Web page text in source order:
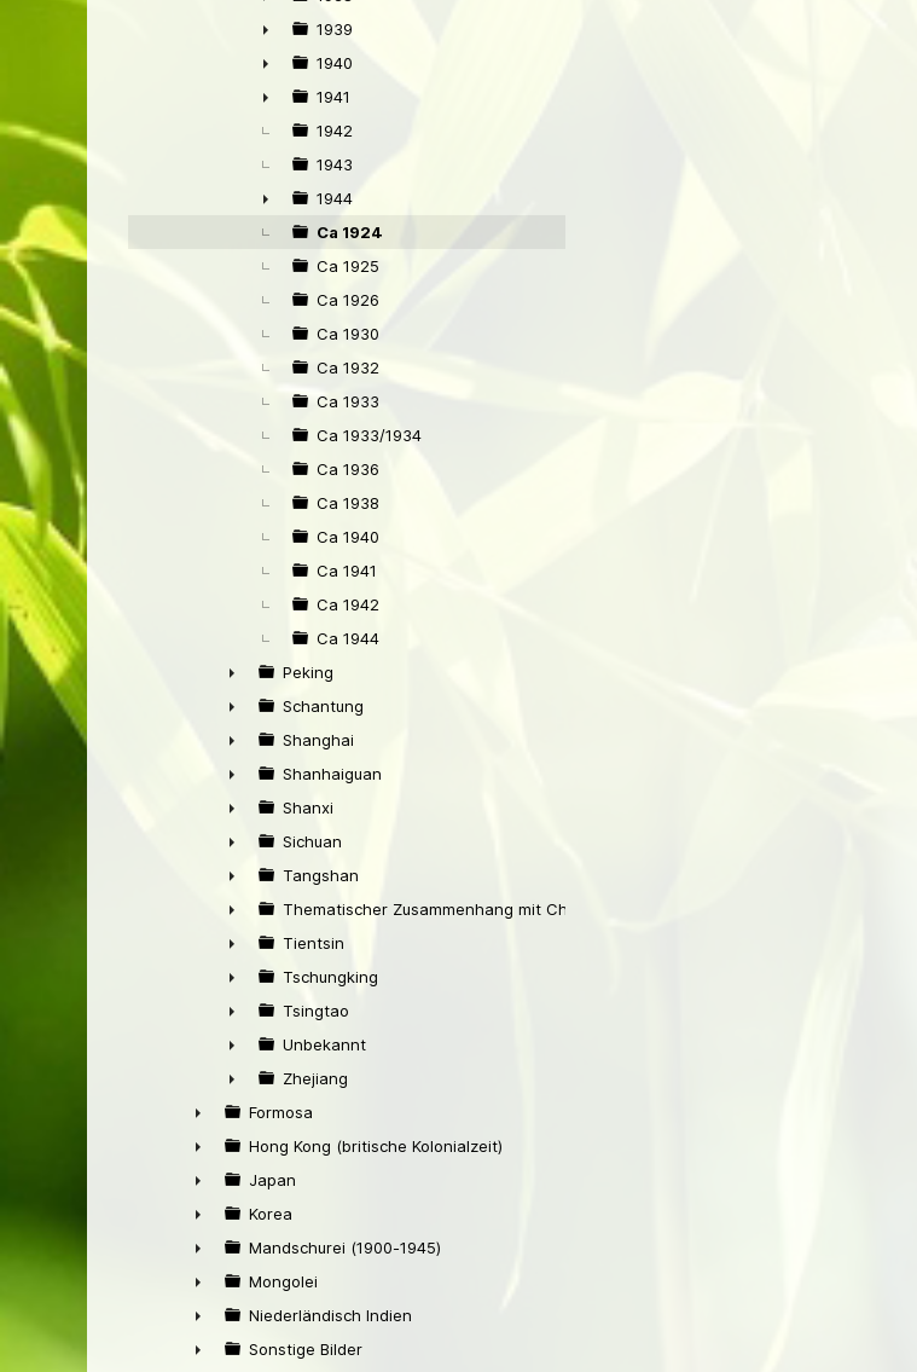
►
►
1939
►
1940
►
1941
1942
1943
►
1944
Ca 1924
Ca 1925
Ca 1926
Ca 1930
Ca 1932
Ca 1933
Ca 1933/1934
Ca 1936
Ca 1938
Ca 1940
Ca 1941
Ca 1942
Ca 1944
►
Peking
►
Schantung
►
Shanghai
►
Shanhaiguan
►
Shanxi
►
Sichuan
►
Tangshan
►
Thematischer Zusammenhang mit China
►
Tientsin
►
Tschungking
►
Tsingtao
►
Unbekannt
►
Zhejiang
►
Formosa
►
Hong Kong (britische Kolonialzeit)
►
Japan
►
Korea
►
Mandschurei (1900-1945)
►
Mongolei
►
Niederländisch Indien
Sonstige Bilder